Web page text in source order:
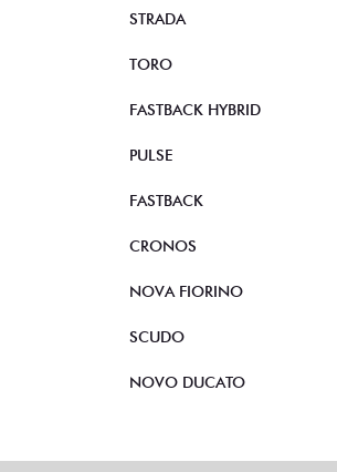
STRADA
TORO
FASTBACK HYBRID
PULSE
FASTBACK
CRONOS
NOVA FIORINO
SCUDO
NOVO DUCATO